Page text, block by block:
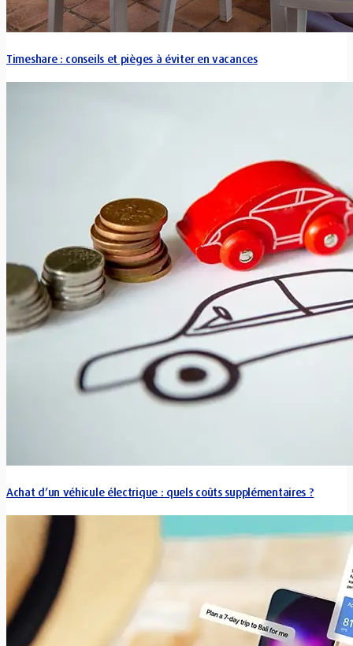
Timeshare : conseils et pièges à éviter en vacances
Achat d’un véhicule électrique : quels coûts supplémentaires ?